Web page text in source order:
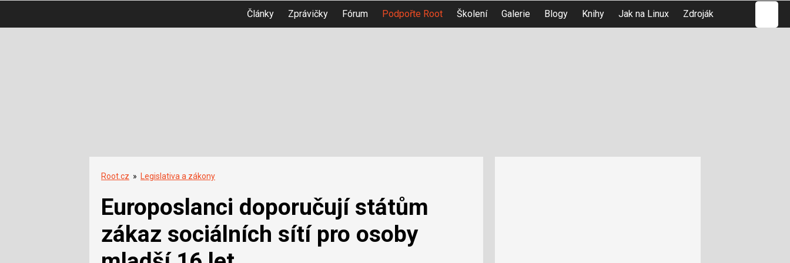
Články Zprávičky Fórum Podpořte Root Školení Galerie Blogy Knihy Jak na Linux Zdroják
Root.cz » Legislativa a zákony
Europoslanci doporučují státům
zákaz sociálních sítí pro osoby